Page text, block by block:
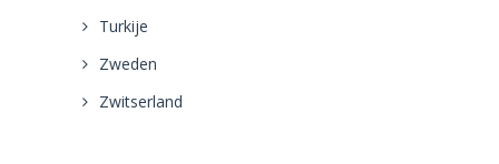
Turkije
Zweden
Zwitserland